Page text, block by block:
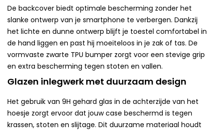
De backcover biedt optimale bescherming zonder het
slanke ontwerp van je smartphone te verbergen. Dankzij
het lichte en dunne ontwerp blijft je toestel comfortabel in
de hand liggen en past hij moeiteloos in je zak of tas. De
vormvaste zwarte TPU bumper zorgt voor een stevige grip
en extra bescherming tegen stoten en vallen.
Glazen inlegwerk met duurzaam design
Het gebruik van 9H gehard glas in de achterzijde van het
hoesje zorgt ervoor dat jouw case beschermd is tegen
krassen, stoten en slijtage. Dit duurzame materiaal houdt